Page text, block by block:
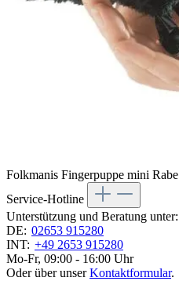
Folkmanis Fingerpuppe mini Rabe
Service-Hotline
Unterstützung und Beratung unter:
DE: 02653 915280
INT: +49 2653 915280
Mo-Fr, 09:00 - 16:00 Uhr
Oder über unserKontaktformular.